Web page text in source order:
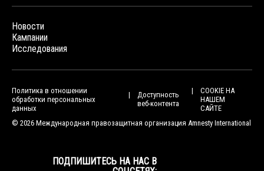
Новости
Кампании
Исследования
Политика в отношении
обработки персональных
данных
Доступность
веб-контента
COOKIE НА
НАШЕМ
САЙТЕ
© 2026 Международная правозащитная организация Amnesty International
ПОДПИШИТЕСЬ НА НАС В